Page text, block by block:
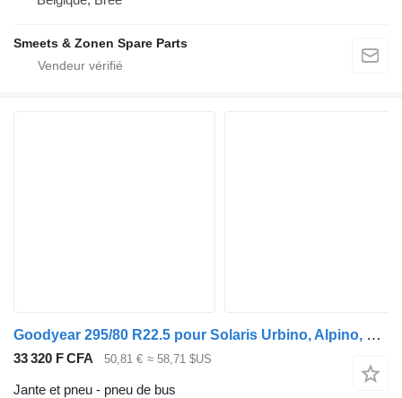
Smeets & Zonen Spare Parts
Goodyear 295/80 R22.5 pour Solaris Urbino, Alpino, Vacanza (1999-)
33 320 F CFA 50,81 € ≈ 58,71 $US
Jante et pneu - pneu de bus